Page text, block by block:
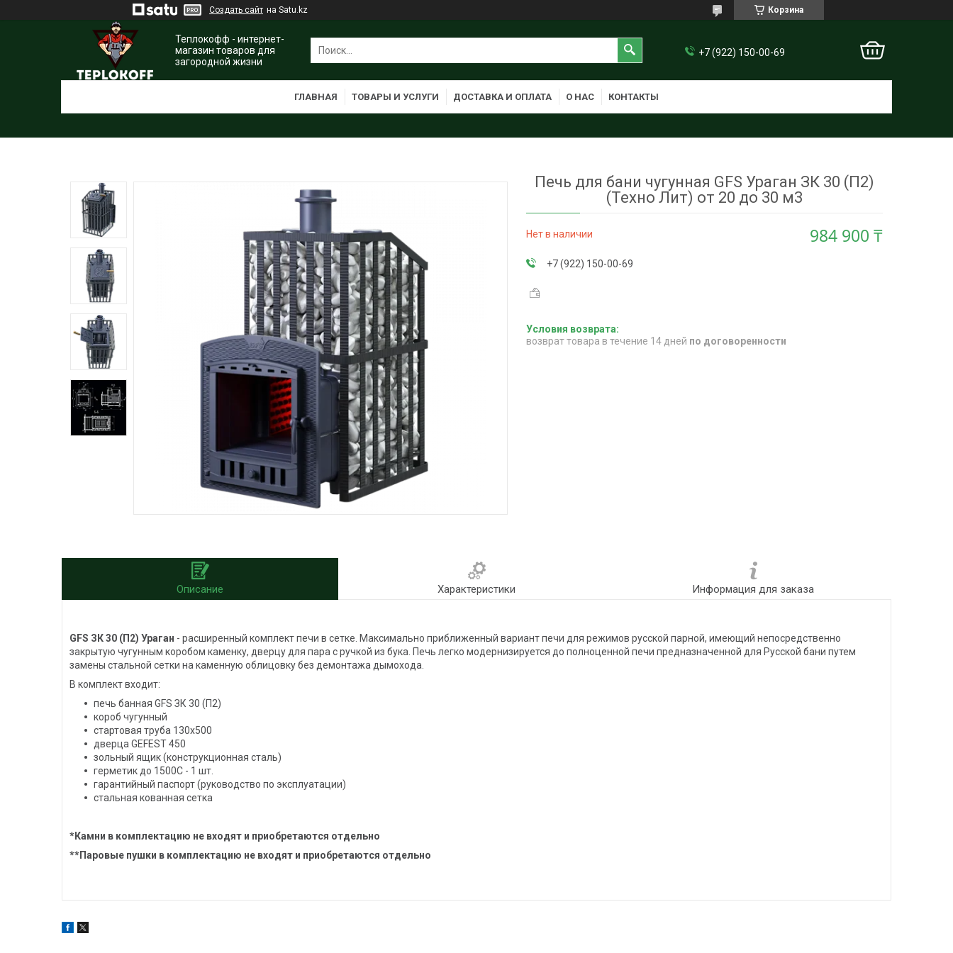
Создать сайт на Satu.kz Корзина
Теплокофф - интернет-
магазин товаров для
загородной жизни
+7 (922) 150-00-69
ГЛАВНАЯ ТОВАРЫ И УСЛУГИ ДОСТАВКА И ОПЛАТА О НАС КОНТАКТЫ
Печь для бани чугунная GFS Ураган ЗК 30 (П2)
(Техно Лит) от 20 до 30 м3
Нет в наличии 984 900 ₸
+7 (922) 150-00-69
возврат товара в течение 14 дней по договоренности
Описание Характеристики Информация для заказа
GFS ЗК 30 (П2) Ураган - расширенный комплект печи в сетке. Максимально приближенный вариант печи для режимов русской парной, имеющий непосредственно
закрытую чугунным коробом каменку, дверцу для пара с ручкой из бука. Печь легко модернизируется до полноценной печи предназначенной для Русской бани путем
замены стальной сетки на каменную облицовку без демонтажа дымохода.
В комплект входит:
печь банная GFS ЗК 30 (П2)
короб чугунный
стартовая труба 130х500
дверца GEFEST 450
зольный ящик (конструкционная сталь)
герметик до 1500С - 1 шт.
гарантийный паспорт (руководство по эксплуатации)
стальная кованная сетка
*Камни в комплектацию не входят и приобретаются отдельно
**Паровые пушки в комплектацию не входят и приобретаются отдельно